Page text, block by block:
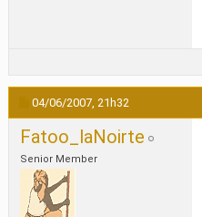
04/06/2007, 21h32
Fatoo_laNoirte
Senior Member